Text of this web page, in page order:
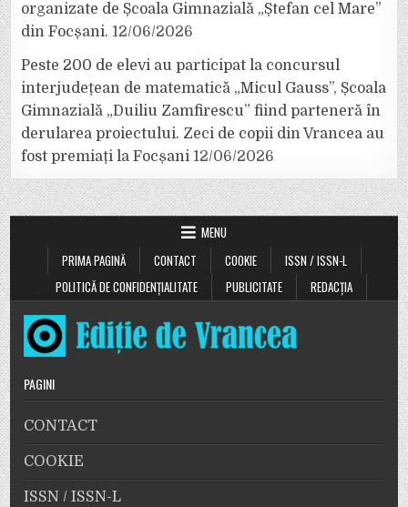
organizate de Școala Gimnazială „Ștefan cel Mare”
din Focșani. 12/06/2026
Peste 200 de elevi au participat la concursul
interjudețean de matematică „Micul Gauss”, Școala
Gimnazială „Duiliu Zamfirescu” fiind parteneră în
derularea proiectului. Zeci de copii din Vrancea au
fost premiați la Focșani 12/06/2026
MENU
PRIMA PAGINĂ
CONTACT COOKIE
ISSN / ISSN-L
POLITICĂ DE CONFIDENȚIALITATE
PUBLICITATE REDACȚIA
PAGINI
CONTACT
COOKIE
ISSN / ISSN-L